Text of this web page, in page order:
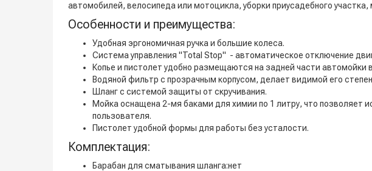
автомобилей, велосипеда или мотоцикла, уборки приусадебного
Особенности и преимущества:
Удобная эргономичная ручка и большие колеса.
Система управления "Total Stop" - автоматическое отключение
Копье и пистолет удобно размещаются на задней части автомойки
Водяной фильтр с прозрачным корпусом, делает видимой его
Шланг с системой защиты от скручивания.
Мойка оснащена 2-мя баками для химии по 1 литру, что
пользователя.
Пистолет удобной формы для работы без усталости.
Комплектация:
Барабан для сматывания шланга:нет